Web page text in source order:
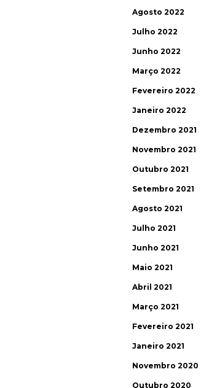
Agosto 2022
Julho 2022
Junho 2022
Março 2022
Fevereiro 2022
Janeiro 2022
Dezembro 2021
Novembro 2021
Outubro 2021
Setembro 2021
Agosto 2021
Julho 2021
Junho 2021
Maio 2021
Abril 2021
Março 2021
Fevereiro 2021
Janeiro 2021
Novembro 2020
Outubro 2020